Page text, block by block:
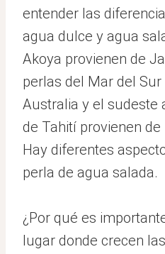
entender las
agua dulce y agua
Akoya provienen de
perlas del Mar del
Australia y el sudeste
de Tahití provienen de
Hay diferentes
perla de agua salada.
¿Por qué es
lugar donde crecen